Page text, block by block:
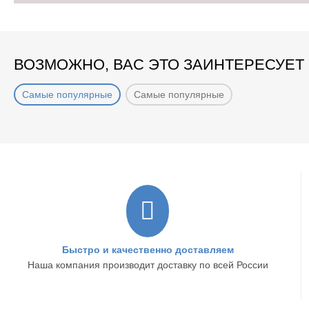
ВОЗМОЖНО, ВАС ЭТО ЗАИНТЕРЕСУЕТ
Самые популярные Самые популярные
Быстро и качественно доставляем
Наша компания производит доставку по всей России